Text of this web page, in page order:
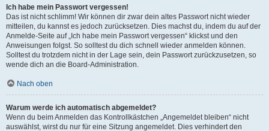
Ich habe mein Passwort vergessen!
Das ist nicht schlimm! Wir können dir zwar dein altes Passwort nicht wieder
mitteilen, du kannst es jedoch zurücksetzen. Dies machst du, indem du auf der
Anmelde-Seite auf „Ich habe mein Passwort vergessen“ klickst und den
Anweisungen folgst. So solltest du dich schnell wieder anmelden können.
Solltest du trotzdem nicht in der Lage sein, dein Passwort zurückzusetzen, so
wende dich an die Board-Administration.
Nach oben
Warum werde ich automatisch abgemeldet?
Wenn du beim Anmelden das Kontrollkästchen „Angemeldet bleiben“ nicht
auswählst, wirst du nur für eine Sitzung angemeldet. Dies verhindert den